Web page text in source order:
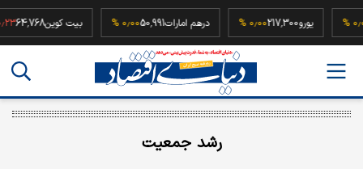
۰٫۰۰ % یورو217,300 ۰٫۰۰ % درهم امارات50,991 ۰٫۰۰ % بیت کوین
رشد جمعیت